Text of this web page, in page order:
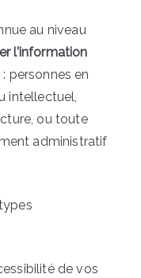
au niveau
l’information
: personnes en
intellectuel,
ou toute
administratif
de vos